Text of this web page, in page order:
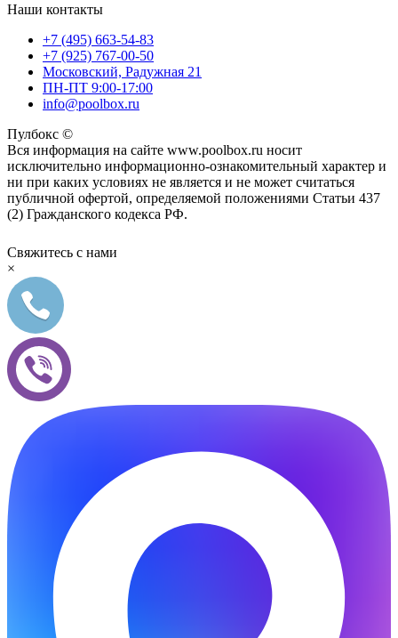
Наши контакты
+7 (495) 663-54-83
+7 (925) 767-00-50
Московский, Радужная 21
ПН-ПТ 9:00-17:00
info@poolbox.ru
Пулбокс ©
Вся информация на сайте www.poolbox.ru носит
исключительно информационно-ознакомительный характер и
ни при каких условиях не является и не может считаться
публичной офертой, определяемой положениями Статьи 437
(2) Гражданского кодекса РФ.
Свяжитесь с нами
×